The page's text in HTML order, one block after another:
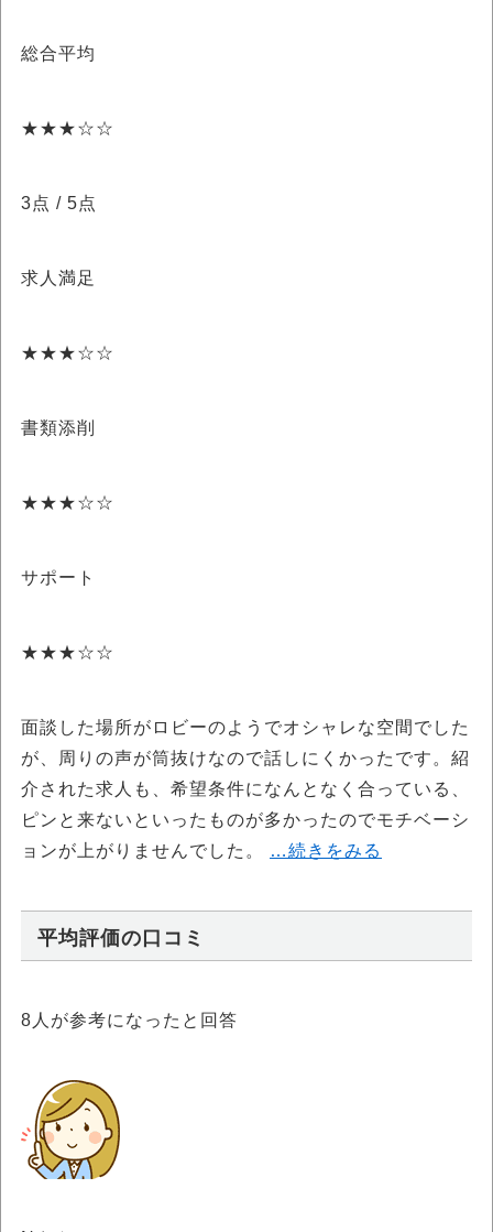
総合平均
★★★☆☆
3点 / 5点
求人満足
★★★☆☆
書類添削
★★★☆☆
サポート
★★★☆☆
面談した場所がロビーのようでオシャレな空間でした
が、周りの声が筒抜けなので話しにくかったです。紹
介された求人も、希望条件になんとなく合っている、
ピンと来ないといったものが多かったのでモチベーシ
ョンが上がりませんでした。
…続きをみる
平均評価の口コミ
8 人が参考になったと回答